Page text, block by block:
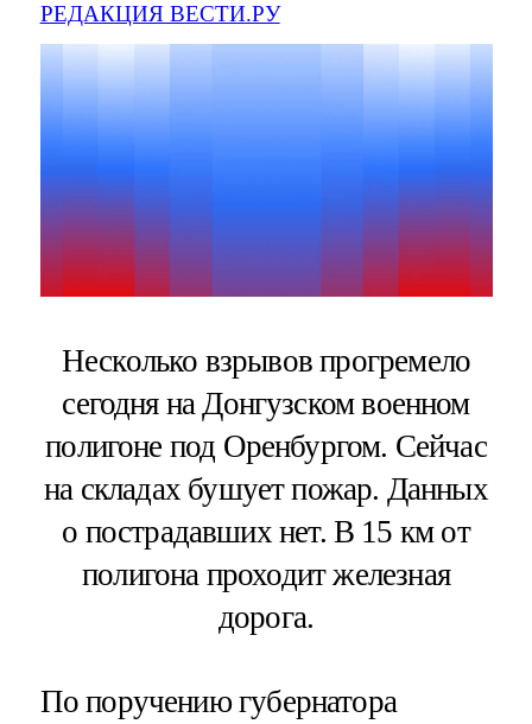
РЕДАКЦИЯ ВЕСТИ.РУ
Несколько взрывов прогремело
сегодня на Донгузском военном
полигоне под Оренбургом. Сейчас
на складах бушует пожар. Данных
о пострадавших нет. В 15 км от
полигона проходит железная
дорога.
По поручению губернатора